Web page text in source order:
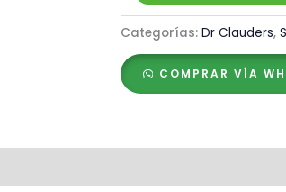
Clauder's
Dental
Snack
Pato
–
Categorías: Dr Clauders,
COMPRAR VÍA